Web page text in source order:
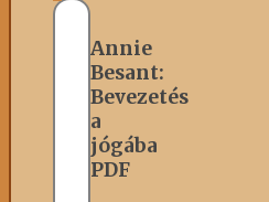
Annie
Besant:
Bevezetés
a
jógába
PDF